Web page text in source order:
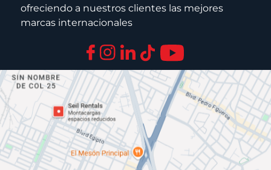
ofreciendo a nuestros clientes las mejores
marcas internacionales